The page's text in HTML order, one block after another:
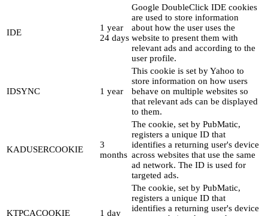
IDE
1 year
24 days
Google DoubleClick IDE cookies
are used to store information
about how the user uses the
website to present them with
relevant ads and according to the
user profile.
IDSYNC 1 year
This cookie is set by Yahoo to
store information on how users
behave on multiple websites so
that relevant ads can be displayed
to them.
KADUSERCOOKIE
3
months
The cookie, set by PubMatic,
registers a unique ID that
identifies a returning user's device
across websites that use the same
ad network. The ID is used for
targeted ads.
KTPCACOOKIE 1 day
The cookie, set by PubMatic,
registers a unique ID that
identifies a returning user's device